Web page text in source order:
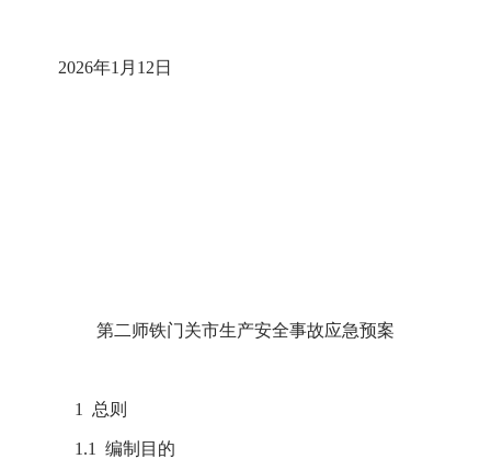
2026年1 月 12 日
第二师铁门关市生产安全事故应急预案
1 总则
1.1 编制目的